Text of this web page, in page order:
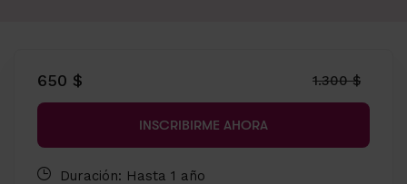
650 $ 1.300 $
INSCRIBIRME AHORA
Duración: Hasta 1 año